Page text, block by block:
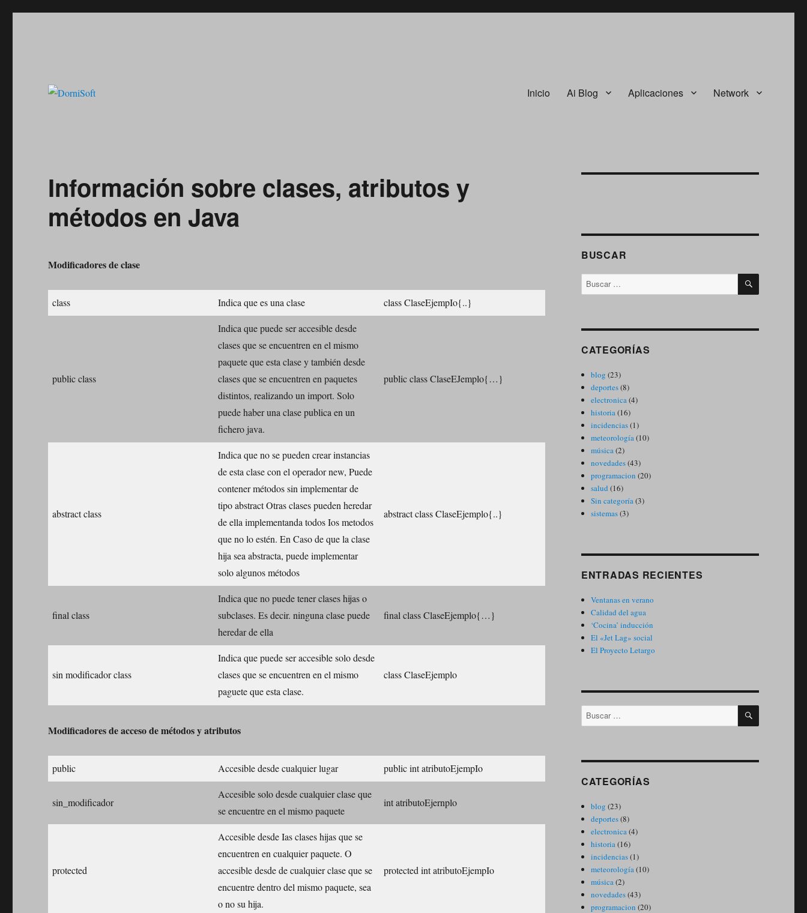
Inicio Ai Blog Aplicaciones Network
Información sobre clases, atributos y
métodos en Java
Modificadores de clase
class Indica que es una clase class ClaseEjempIo{..}
public class
Indica que puede ser accesible desde
clases que se encuentren en el mismo
paquete que esta clase y también desde
clases que se encuentren en paquetes
distintos, realizando un import. Solo
puede haber una clase publica en un
fichero java.
public class ClaseEJemplo{…}
abstract class
Indica que no se pueden crear instancias
de esta clase con el operador new, Puede
contener métodos sin implementar de
tipo abstract Otras clases pueden heredar
de ella implementanda todos Ios metodos
que no lo estén. En Caso de que la clase
hija sea abstracta, puede implementar
solo algunos métodos
abstract class ClaseEjemplo{..}
final class
Indica que no puede tener clases hijas o
subclases. Es decir. ninguna clase puede
heredar de ella
final class ClaseEjemplo{…}
sin modificador class
Indica que puede ser accesible solo desde
clases que se encuentren en el mismo
paguete que esta clase.
class ClaseEjemplo
Modificadores de acceso de métodos y atributos
public Accesible desde cualquier lugar public int atributoEjempIo
sin_modificador
Accesible solo desde cualquier clase que
se encuentre en el mismo paquete
int atributoEjernplo
protected
Accesible desde Ias clases hijas que se
encuentren en cualquier paquete. O
accesible desde de cualquier clase que se
encuentre dentro del mismo paquete, sea
o no su hija.
protected int atributoEjempIo
BUSCAR
Buscar
por:
BUSCAR
CATEGORÍAS
blog (23)
deportes(8)
electronica(4)
historia(16)
incidencias(1)
meteorología(10)
música(2)
novedades(43)
programacion (20)
salud (16)
Sin categoría(3)
sistemas(3)
ENTRADAS RECIENTES
Ventanas en verano
Calidad del agua
‘Cocina’ inducción
El «Jet Lag» social
El Proyecto Letargo
Buscar
por:
BUSCAR
CATEGORÍAS
blog (23)
deportes(8)
electronica(4)
historia(16)
incidencias(1)
meteorología(10)
música(2)
novedades(43)
programacion (20)